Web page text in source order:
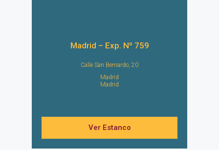
Madrid – Exp. Nº 759
Calle San Bernardo, 20
Madrid
Madrid
Ver Estanco